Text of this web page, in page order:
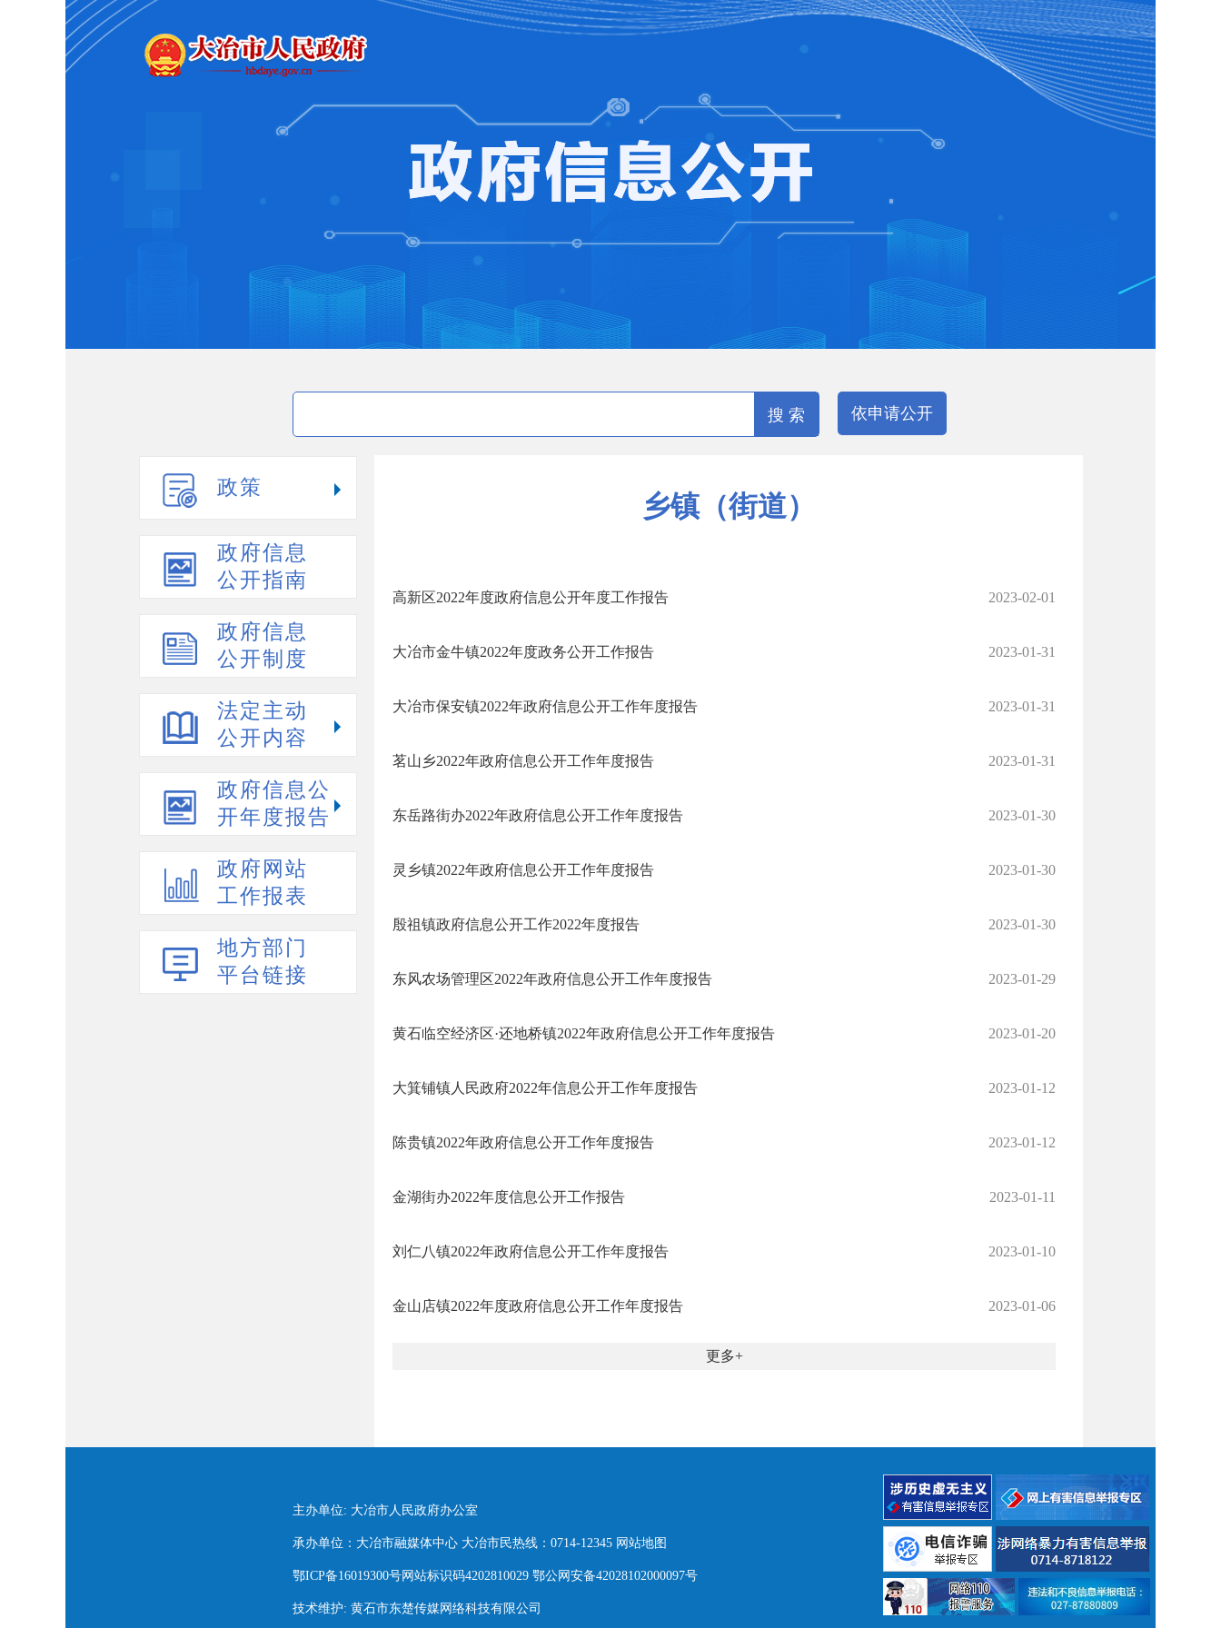
搜 索 依申请公开
政策
政府信息
公开指南
政府信息
公开制度
法定主动
公开内容
政府信息公
开年度报告
政府网站
工作报表
地方部门
平台链接
乡镇（街道）
2023-02-01
高新区2022年度政府信息公开年度工作报告
2023-01-31
大冶市金牛镇2022年度政务公开工作报告
2023-01-31
大冶市保安镇2022年政府信息公开工作年度报告
2023-01-31
茗山乡2022年政府信息公开工作年度报告
2023-01-30
东岳路街办2022年政府信息公开工作年度报告
2023-01-30
灵乡镇2022年政府信息公开工作年度报告
2023-01-30
殷祖镇政府信息公开工作2022年度报告
2023-01-29
东风农场管理区2022年政府信息公开工作年度报告
2023-01-20
黄石临空经济区·还地桥镇2022年政府信息公开工作年度报告
2023-01-12
大箕铺镇人民政府2022年信息公开工作年度报告
2023-01-12
陈贵镇2022年政府信息公开工作年度报告
2023-01-11
金湖街办2022年度信息公开工作报告
2023-01-10
刘仁八镇2022年政府信息公开工作年度报告
2023-01-06
金山店镇2022年度政府信息公开工作年度报告
更多
主办单位: 大冶市人民政府办公室
承办单位：大冶市融媒体中心 大冶市民热线：0714-12345 网站地图
鄂ICP备16019300号网站标识码4202810029 鄂公网安备42028102000097号
技术维护: 黄石市东楚传媒网络科技有限公司